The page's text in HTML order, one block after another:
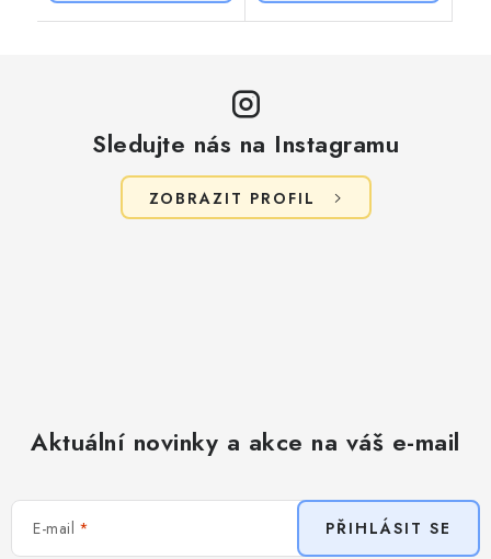
Sledujte nás na Instagramu
ZOBRAZIT PROFIL
Aktuální novinky a akce na váš e-mail
E-mail PŘIHLÁSIT SE